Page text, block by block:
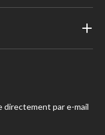
directement par e-mail